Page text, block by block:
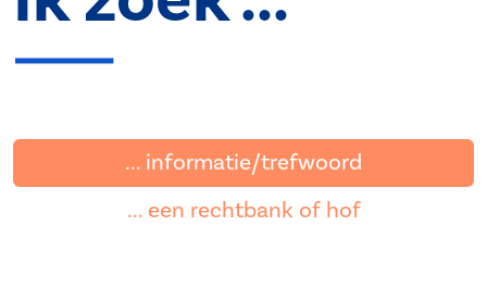
... informatie/trefwoord
... een rechtbank of hof